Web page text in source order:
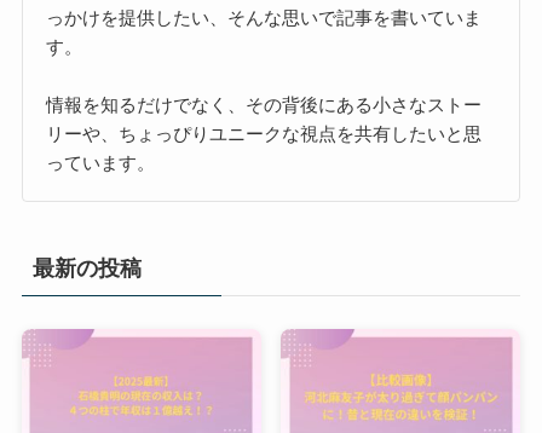
っかけを提供したい、そんな思いで記事を書いていま
す。
情報を知るだけでなく、その背後にある小さなストー
リーや、ちょっぴりユニークな視点を共有したいと思
っています。
最新の投稿